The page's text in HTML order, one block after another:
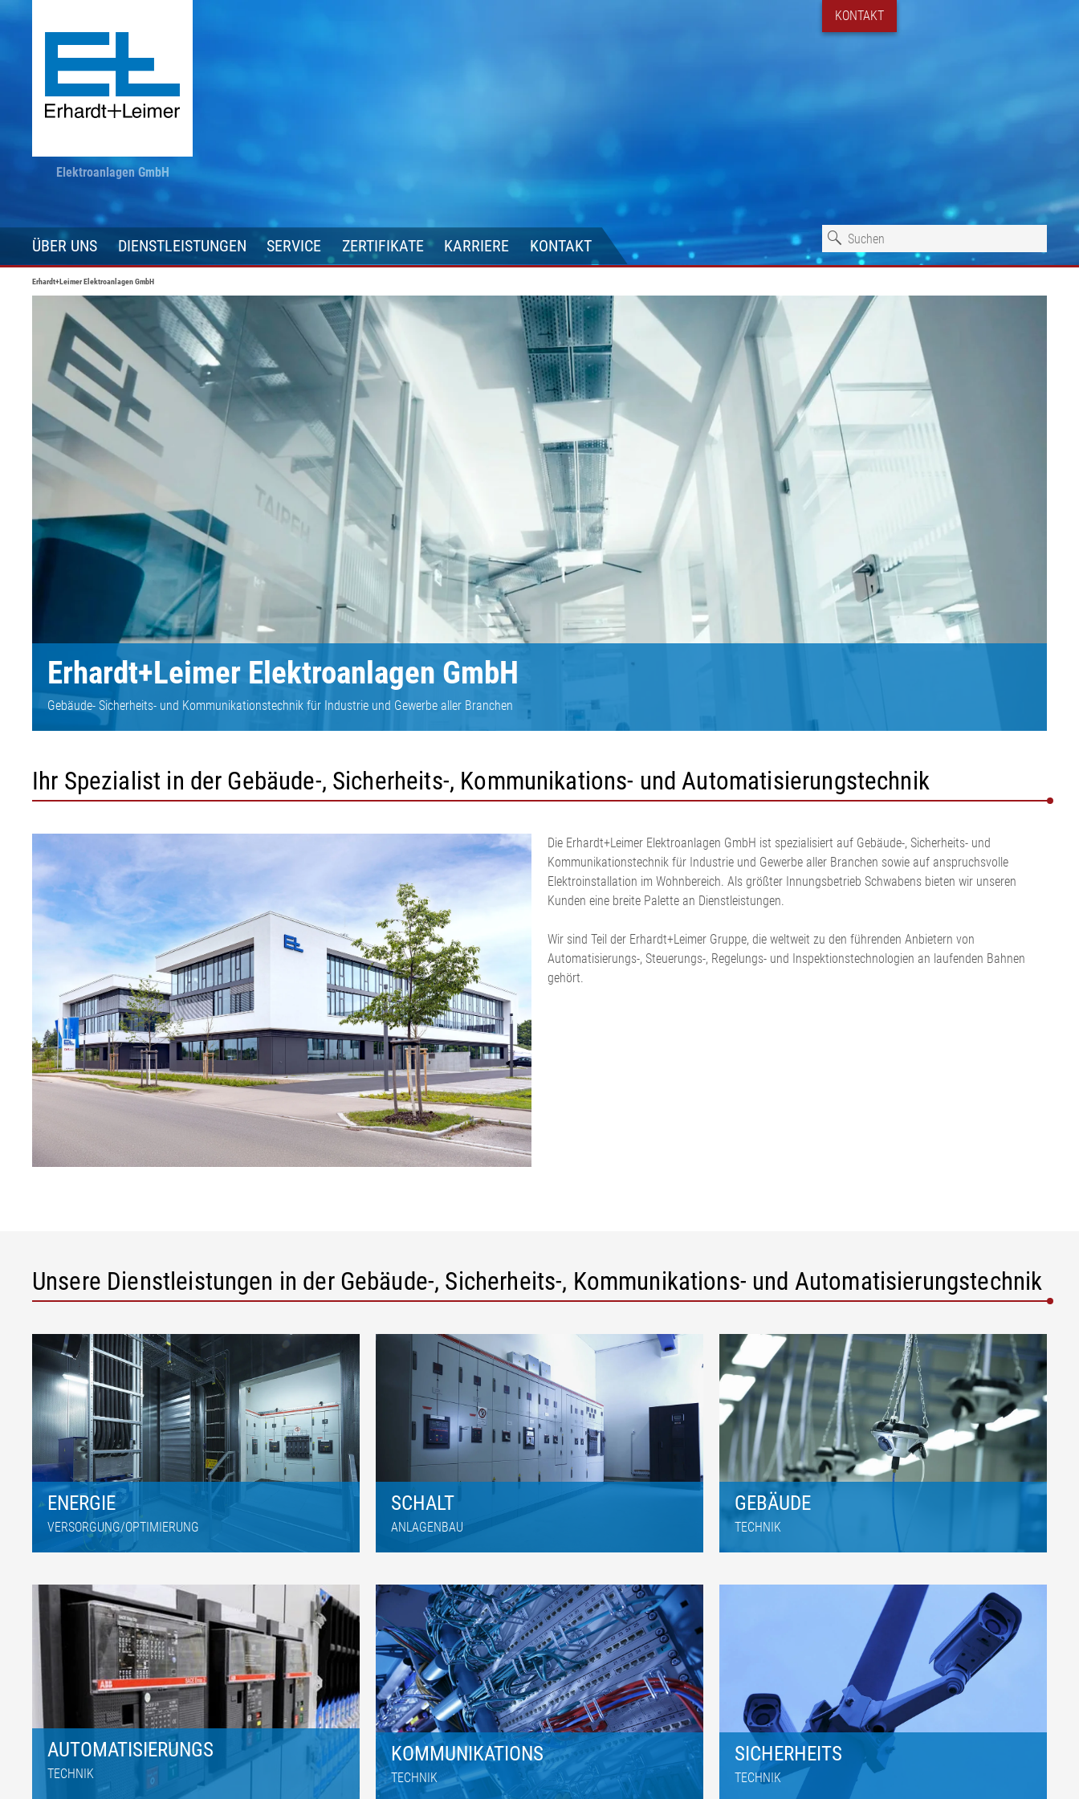
ÜBER UNS
Unternehmen Partnerschaften Ansprechpartner Presse
DIENSTLEISTUNGEN SERVICE ZERTIFIKATE KARRIERE KONTAKT
KONTAKT
Elektroanlagen GmbH
Erhardt+Leimer Elektroanlagen GmbH
Erhardt+Leimer Elektroanlagen GmbH
Gebäude- Sicherheits- und Kommunikationstechnik für Industrie und Gewerbe aller Branchen
Ihr Spezialist in der Gebäude-, Sicherheits-, Kommunikations- und Automatisierungstechnik
Die Erhardt+Leimer Elektroanlagen GmbH ist spezialisiert auf Gebäude-, Sicherheits- und
Kommunikationstechnik für Industrie und Gewerbe aller Branchen sowie auf anspruchsvolle
Elektroinstallation im Wohnbereich. Als größter Innungsbetrieb Schwabens bieten wir unseren
Kunden eine breite Palette an Dienstleistungen.
Wir sind Teil der Erhardt+Leimer Gruppe, die weltweit zu den führenden Anbietern von
Automatisierungs-, Steuerungs-, Regelungs- und Inspektionstechnologien an laufenden Bahnen
gehört.
Unsere Dienstleistungen in der Gebäude-, Sicherheits-, Kommunikations- und Automatisierungstechnik
ENERGIE
VERSORGUNG/OPTIMIERUNG
SCHALT
ANLAGENBAU
GEBÄUDE
TECHNIK
AUTOMATISIERUNGS
TECHNIK
KOMMUNIKATIONS
TECHNIK
SICHERHEITS
TECHNIK